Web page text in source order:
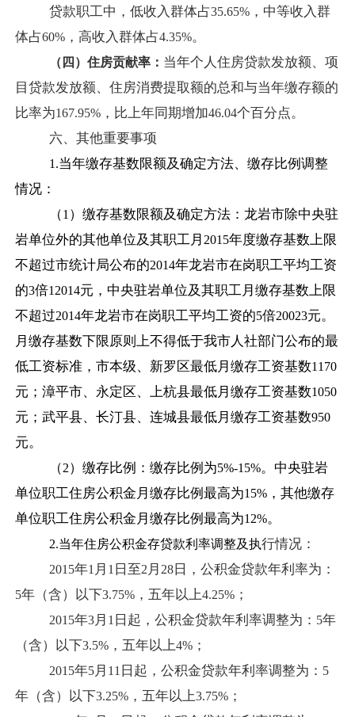
贷款职工中，低收入群体占35.65%，中等收入群
体占60% ，高收入群体占4.35%。
（四）住房贡献率： 当年个人住房贷款发放额、项
目贷款发放额、住房消费提取额的总和与当年缴存额的
比率为167.95% ，比上年同期增加46.04个百分点。
六、其他重要事项
1.当年缴存基数限额及确定方法、缴存比例调整
情况：
（1 ）缴存基数限额及确定方法：龙岩市除中央驻
岩单位外的其他单位及其职工月 2015年度缴存基数上限
不超过市统计局公布的2014年龙岩市在岗职工平均工资
的3倍12014元，中央驻岩单位及其职工月缴存基数上限
不超过2014年龙岩市在岗职工平均工资的5倍20023元。
月缴存基数下限原则上不得低于我市人社部门公布的最
低工资标准，市本级、新罗区最低月缴存工资基数1170
元；漳平市、永定区、上杭县最低月缴存工资基数1050
元；武平县、长汀县、连城县最低月缴存工资基数950
元。
（2）缴存比例：缴存比例为5%-15%。中央驻岩
单位职工住房公积金月缴存比例最高为15% ，其他缴存
单位职工住房公积金月缴存比例最高为12%。
2.当年住房公积金存贷款利率调整及执行情况：
2015年1 月 1 日 至2月 28日 ，公积金贷款年利率为：
5年（含）以下3.75% ，五年以上4.25% ；
2015年3月 1 日 起，公积金贷款年利率调整为： 5年
（含）以下3.5% ，五年以上4% ；
2015年5月 11 日 起，公积金贷款年利率调整为： 5
年（含）以下3.25% ，五年以上3.75% ；